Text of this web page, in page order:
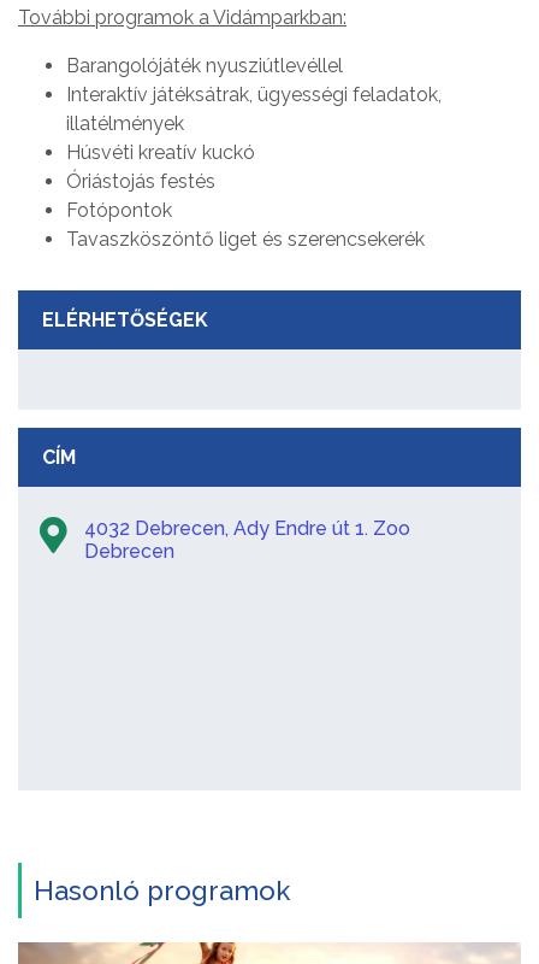
További programok a Vidámparkban:
Barangolójáték nyusziútlevéllel
Interaktív játéksátrak, ügyességi feladatok,
illatélmények
Húsvéti kreatív kuckó
Óriástojás festés
Fotópontok
Tavaszköszöntő liget és szerencsekerék
ELÉRHETŐSÉGEK
CÍM
4032 Debrecen, Ady Endre út 1. Zoo
Debrecen
Hasonló programok